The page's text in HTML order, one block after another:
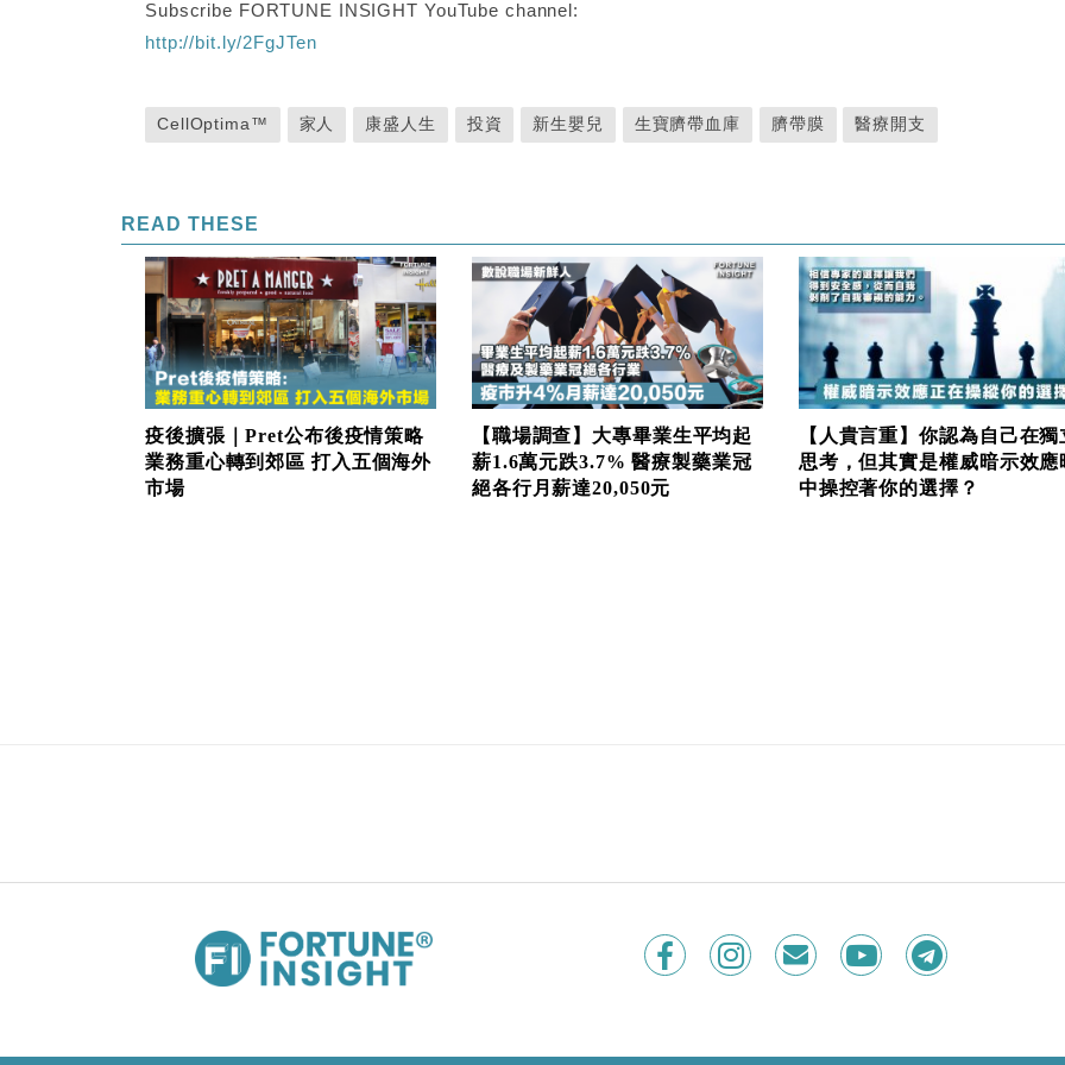
Subscribe FORTUNE INSIGHT YouTube channel:
http://bit.ly/2FgJTen
CellOptima™ 家人 康盛人生 投資 新生嬰兒 生寶臍帶血庫 臍帶膜 醫療開支
READ THESE
疫後擴張｜Pret公布後疫情策略
業務重心轉到郊區 打入五個海外
市場
【職場調查】大專畢業生平均起
薪1.6萬元跌3.7% 醫療製藥業冠
絕各行月薪達20,050元
【人貴言重】你認為自己在獨
思考，但其實是權威暗示效應
中操控著你的選擇？